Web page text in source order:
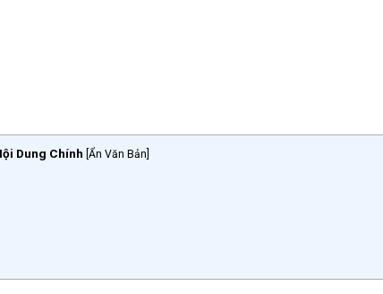
Dung Chính Ẩn Văn Bản